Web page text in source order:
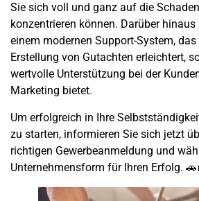
Sie sich voll und ganz auf die
konzentrieren können. Darüber
einem modernen Support-System,
Erstellung von Gutachten erleichtert,
wertvolle Unterstützung bei der
Marketing bietet.
Um erfolgreich in Ihre
zu starten, informieren Sie sich jetzt
richtigen Gewerbeanmeldung und
Unternehmensform für Ihren Erfolg.